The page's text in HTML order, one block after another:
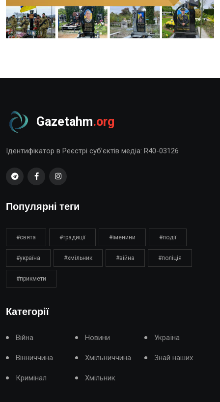
Gazetahm.org
Ідентифікатор в Реєстрі суб’єктів медіа: R40-03126
Популярні теги
#свята #традиції #іменини #події
#україна #хмільник #війна #поліція
#прикмети
Категорії
Війна Новини Україна
Вінниччина Хмільниччина Знай наших
Кримінал Хмільник